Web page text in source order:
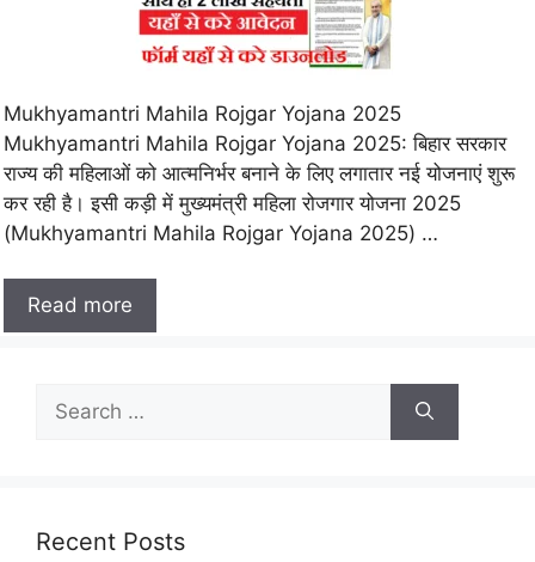
Mukhyamantri Mahila Rojgar Yojana 2025
Mukhyamantri Mahila Rojgar Yojana 2025: बिहार सरकार
राज्य की महिलाओं को आत्मनिर्भर बनाने के लिए लगातार नई योजनाएं शुरू
कर रही है। इसी कड़ी में मुख्यमंत्री महिला रोजगार योजना 2025
(Mukhyamantri Mahila Rojgar Yojana 2025) …
Read more
Recent Posts